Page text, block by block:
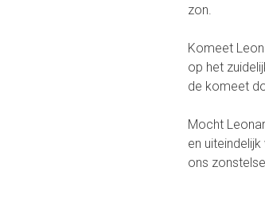
zon.
Komeet
op het
de komeet
Mocht
en
ons